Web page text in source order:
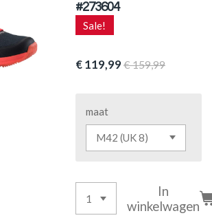
#273604
Sale!
€ 119,99 € 159,99
maat
In
winkelwagen